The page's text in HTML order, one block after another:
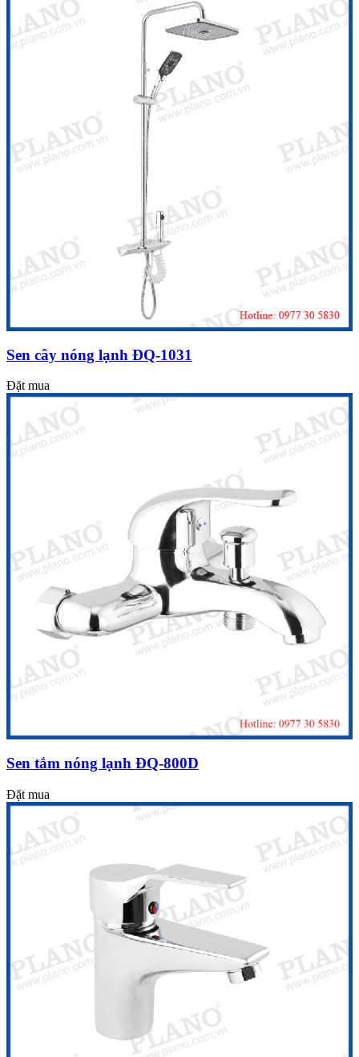
Sen cây nóng lạnh ĐQ-1031
Đặt mua
Sen tắm nóng lạnh ĐQ-800D
Đặt mua